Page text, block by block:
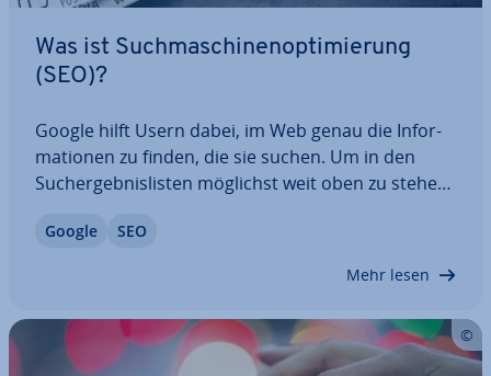
Was ist Such­ma­schi­nen­op­ti­mie­rung
(SEO)?
Google hilft Usern dabei, im Web genau die In­for­
ma­tio­nen zu finden, die sie suchen. Um in den
Such­ergeb­nis­lis­ten möglichst weit oben zu stehen,
– natürlich in erster Linie für die Le­ser­schaft oder
Google SEO
Mehr lesen